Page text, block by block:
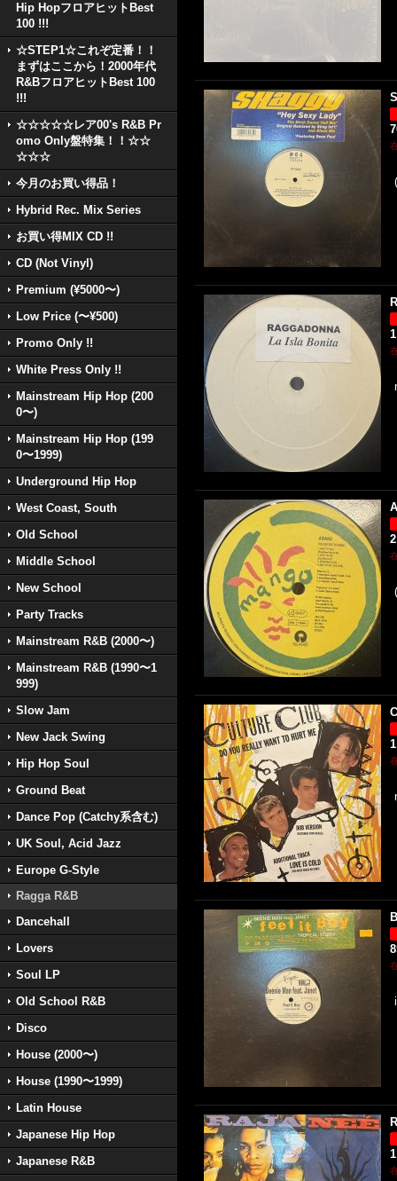
Hip HopフロアヒットBest
100 !!!
☆STEP1☆これぞ定番！！
まずはここから！2000年代
R&BフロアヒットBest 100
!!!
☆☆☆☆☆レア00's R&B Pr
omo Only盤特集！！☆☆
☆☆☆
今月のお買い得品！
Hybrid Rec. Mix Series
お買い得MIX CD !!
CD (Not Vinyl)
Premium (¥5000〜)
Low Price (〜¥500)
Promo Only !!
White Press Only !!
Mainstream Hip Hop (200
0〜)
Mainstream Hip Hop (199
0〜1999)
Underground Hip Hop
West Coast, South
Old School
Middle School
New School
Party Tracks
Mainstream R&B (2000〜)
Mainstream R&B (1990〜1
999)
Slow Jam
New Jack Swing
Hip Hop Soul
Ground Beat
Dance Pop (Catchy系含む)
UK Soul, Acid Jazz
Europe G-Style
Ragga R&B
Dancehall
Lovers
Soul LP
Old School R&B
Disco
House (2000〜)
House (1990〜1999)
Latin House
Japanese Hip Hop
Japanese R&B